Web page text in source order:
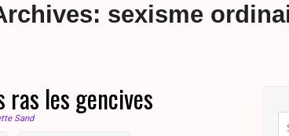
sexisme
ras les gencives
Sand